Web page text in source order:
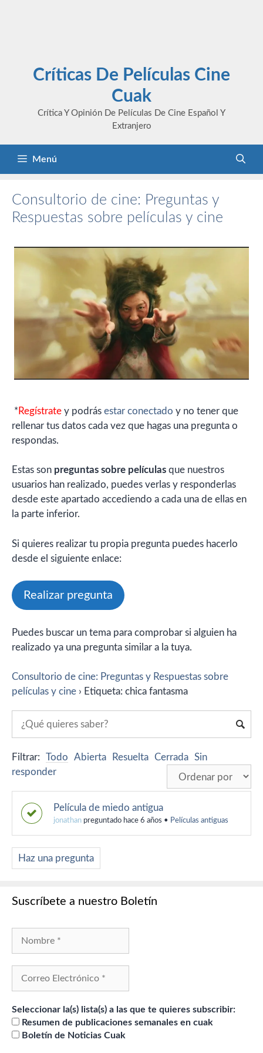
Críticas De Películas Cine
Cuak
Crítica Y Opinión De Películas De Cine Español Y
Extranjero
Menú
Consultorio de cine: Preguntas y
Respuestas sobre películas y cine
* Regístrate y podrás estar conectado y no tener que
rellenar tus datos cada vez que hagas una pregunta o
respondas.
Estas son preguntas sobre películas que nuestros
usuarios han realizado, puedes verlas y responderlas
desde este apartado accediendo a cada una de ellas en
la parte inferior.
Si quieres realizar tu propia pregunta puedes hacerlo
desde el siguiente enlace:
Realizar pregunta
Puedes buscar un tema para comprobar si alguien ha
realizado ya una pregunta similar a la tuya.
Consultorio de cine: Preguntas y Respuestas sobre
películas y cine › Etiqueta: chica fantasma
Filtrar: Todo Abierta Resuelta Cerrada Sin
responder
Película de miedo antigua
jonathan preguntado hace 6 años • Películas antiguas
Haz una pregunta
Suscríbete a nuestro Boletín
Seleccionar la(s) lista(s) a las que te quieres subscribir:
Resumen de publicaciones semanales en cuak
Boletín de Noticias Cuak